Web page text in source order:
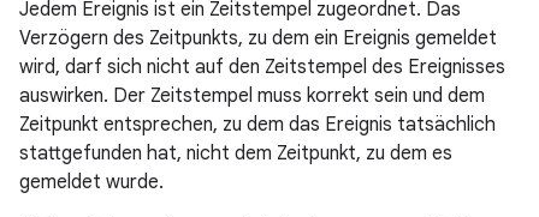
Jedem Ereignis ist ein Zeitstempel zugeordnet. Das
Verzögern des Zeitpunkts, zu dem ein Ereignis gemeldet
wird, darf sich nicht auf den Zeitstempel des Ereignisses
auswirken. Der Zeitstempel muss korrekt sein und dem
Zeitpunkt entsprechen, zu dem das Ereignis tatsächlich
stattgefunden hat, nicht dem Zeitpunkt, zu dem es
gemeldet wurde.